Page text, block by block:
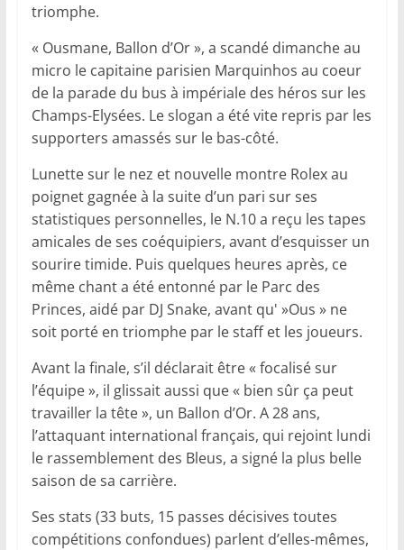
triomphe.
« Ousmane, Ballon d’Or », a scandé dimanche au
micro le capitaine parisien Marquinhos au coeur
de la parade du bus à impériale des héros sur les
Champs-Elysées. Le slogan a été vite repris par les
supporters amassés sur le bas-côté.
Lunette sur le nez et nouvelle montre Rolex au
poignet gagnée à la suite d’un pari sur ses
statistiques personnelles, le N.10 a reçu les tapes
amicales de ses coéquipiers, avant d’esquisser un
sourire timide. Puis quelques heures après, ce
même chant a été entonné par le Parc des
Princes, aidé par DJ Snake, avant qu' »Ous » ne
soit porté en triomphe par le staff et les joueurs.
Avant la finale, s’il déclarait être « focalisé sur
l’équipe », il glissait aussi que « bien sûr ça peut
travailler la tête », un Ballon d’Or. A 28 ans,
l’attaquant international français, qui rejoint lundi
le rassemblement des Bleus, a signé la plus belle
saison de sa carrière.
Ses stats (33 buts, 15 passes décisives toutes
compétitions confondues) parlent d’elles-mêmes,